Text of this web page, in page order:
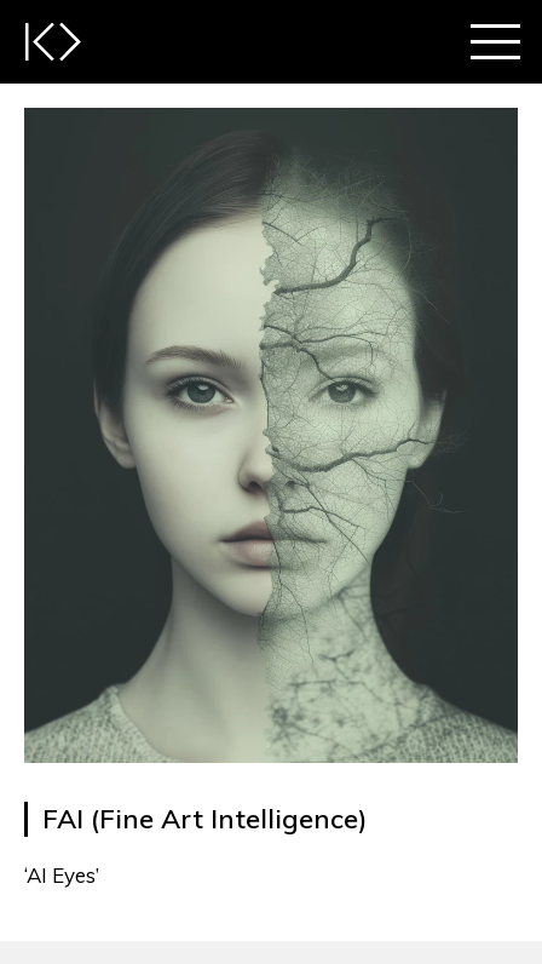
FAI (Fine Art Intelligence)
‘AI Eyes’